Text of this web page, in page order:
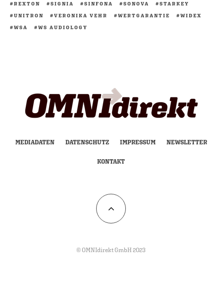
REXTON
SIGNIA SINFONA SONOVA
STARKEY
UNITRON
VERONIKA VEHR WERTGARANTIE
WIDEX
WSA
WS AUDIOLOGY
MEDIADATEN DATENSCHUTZ IMPRESSUM NEWSLETTER
KONTAKT
© OMNIdirekt GmbH 2023